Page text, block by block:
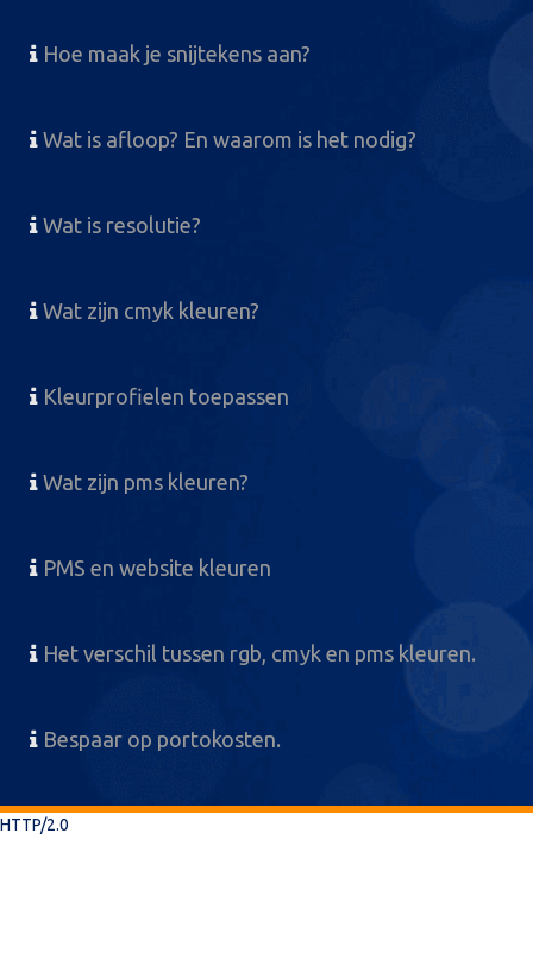
Hoe maak je snijtekens aan?
Wat is afloop? En waarom is het nodig?
Wat is resolutie?
Wat zijn cmyk kleuren?
Kleurprofielen toepassen
Wat zijn pms kleuren?
PMS en website kleuren
Het verschil tussen rgb, cmyk en pms kleuren.
Bespaar op portokosten.
HTTP/2.0